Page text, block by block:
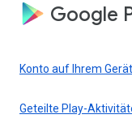
Google
Konto auf Ihrem
Geteilte Play-